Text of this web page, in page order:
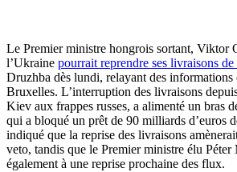
Le Premier ministre hongrois sortant, Viktor
l’Ukraine pourrait reprendre ses livraisons de
Druzhba dès lundi, relayant des informations
Bruxelles. L’interruption des livraisons
Kiev aux frappes russes, a alimenté un bras
qui a bloqué un prêt de 90 milliards d’euros
indiqué que la reprise des livraisons
veto, tandis que le Premier ministre élu Péter
également à une reprise prochaine des flux.